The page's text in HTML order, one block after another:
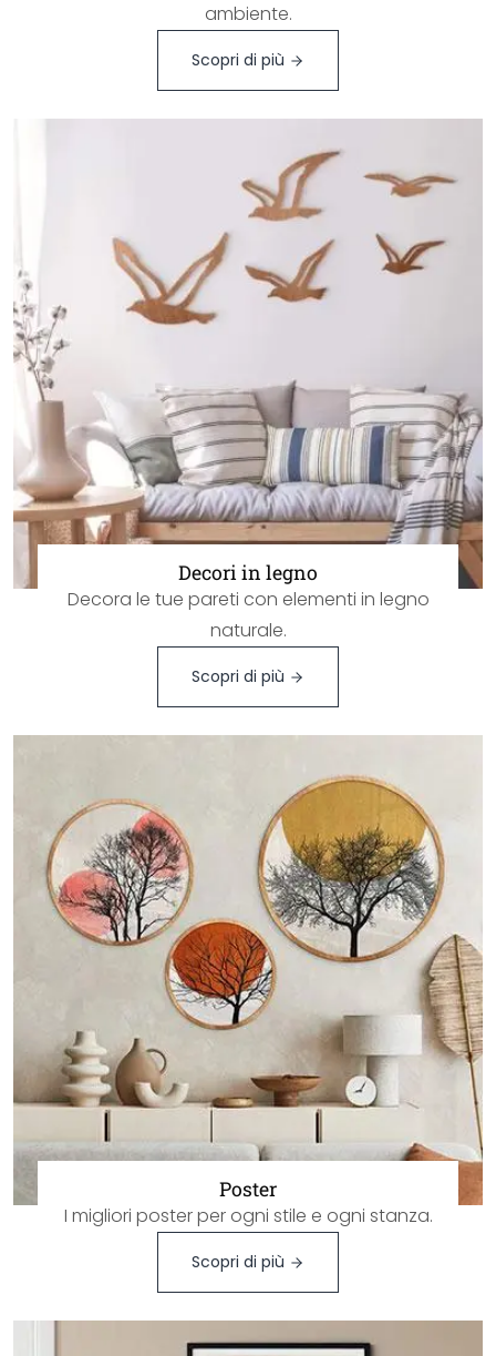
ambiente.
Scopri di più
Decori in legno
Decora le tue pareti con elementi in legno
naturale.
Scopri di più
Poster
I migliori poster per ogni stile e ogni stanza.
Scopri di più